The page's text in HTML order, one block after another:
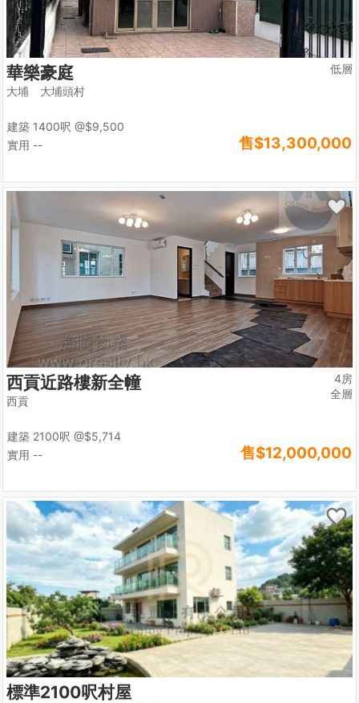
低層
華樂豪庭
大埔 大埔頭村
售$13,300,000
建築 1400呎 @$9,500
實用 --
4房
全層
西貢近路樓新全幢
西貢
售$12,000,000
建築 2100呎 @$5,714
實用 --
標準2100呎村屋